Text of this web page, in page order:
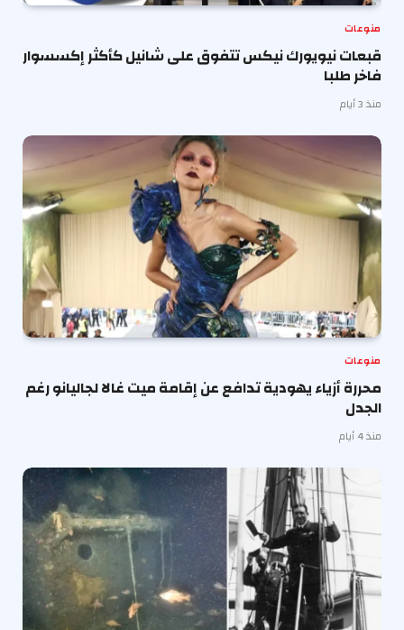
منوعات
قبعات نيويورك نيكس تتفوق على شانيل كأكثر إكسسوار
فاخر طلبا
منذ 3 أيام
منوعات
محررة أزياء يهودية تدافع عن إقامة ميت غالا لجاليانو رغم
الجدل
منذ 4 أيام